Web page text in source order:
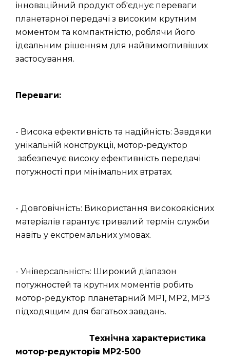
інноваційний продукт об'єднує переваги
планетарної передачі з високим крутним
моментом та компактністю, роблячи його
ідеальним рішенням для найвимогливіших
застосування.
Переваги:
- Висока ефективність та надійність: Завдяки
унікальній конструкції, мотор-редуктор
забезпечує високу ефективність передачі
потужності при мінімальних втратах.
- Довговічність: Використання високоякісних
матеріалів гарантує тривалий термін служби
навіть у екстремальних умовах.
- Універсальність: Широкий діапазон
потужностей та крутних моментів робить
мотор-редуктор планетарний МР1, МР2, МР3
підходящим для багатьох завдань.
Технічна характеристика
мотор-редукторів МР2-500